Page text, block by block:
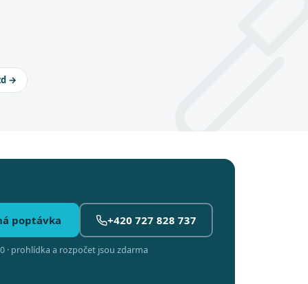
→
poptávka +420 727 828 737
· prohlídka a rozpočet jsou zdarma